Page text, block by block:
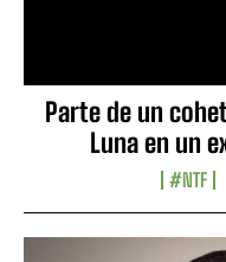
Parte de un
Luna en un
#NTF